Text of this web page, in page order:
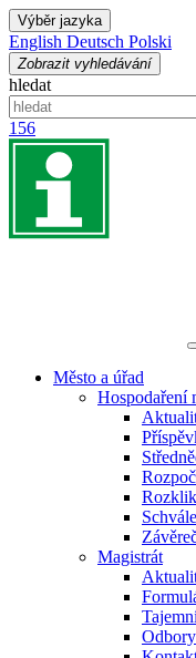
Výběr jazyka
English Deutsch Polski
Zobrazit vyhledávání
hledat
156
Město a úřad
Hospodaření
Magistrát
Odbory